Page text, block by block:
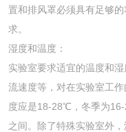
置和排风罩必须具有足够
求。
湿度和温度：
实验室要求适宜的温度和
流速度等，对在实验室工
度应是18-28℃，冬季为
之间。除了特殊实验室外